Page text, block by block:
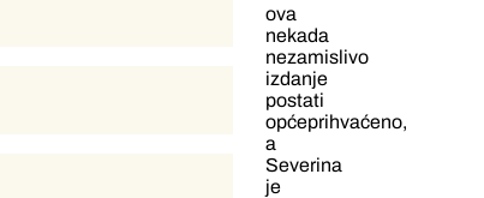
ova
nekada
nezamislivo
izdanje
postati
općeprihvaćeno,
a
Severina
je